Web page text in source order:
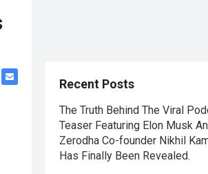
Recent Posts
The Truth Behind The Viral
Teaser Featuring Elon Musk
Zerodha Co-founder Nikhil
Has Finally Been Revealed.